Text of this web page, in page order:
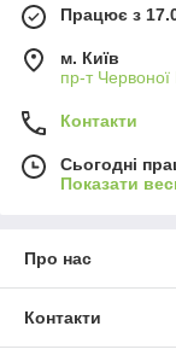
Працює з
м. Київ
пр-т
Контакти
Сьогодні
Показати
Про нас
Контакти